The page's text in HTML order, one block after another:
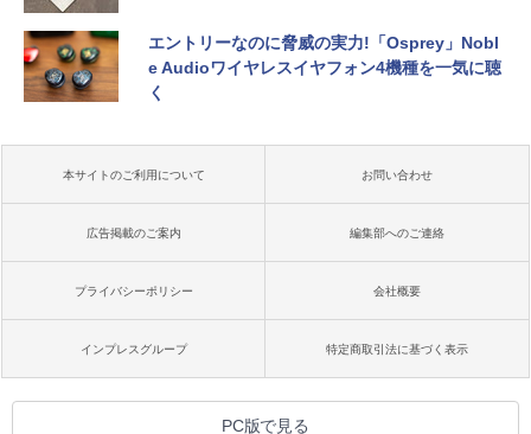
エントリーなのに脅威の実力!「Osprey」Nobl
e Audioワイヤレスイヤフォン4機種を一気に聴
く
本サイトのご利用について お問い合わせ
広告掲載のご案内 編集部へのご連絡
プライバシーポリシー 会社概要
インプレスグループ 特定商取引法に基づく表示
PC版で見る